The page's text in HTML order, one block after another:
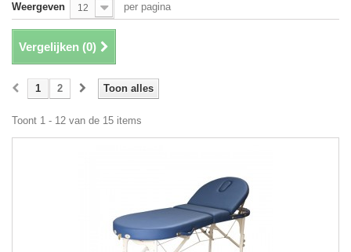
Weergeven 12 per pagina
Vergelijken (0)
Toon alles
1 2
Toont 1 - 12 van de 15 items